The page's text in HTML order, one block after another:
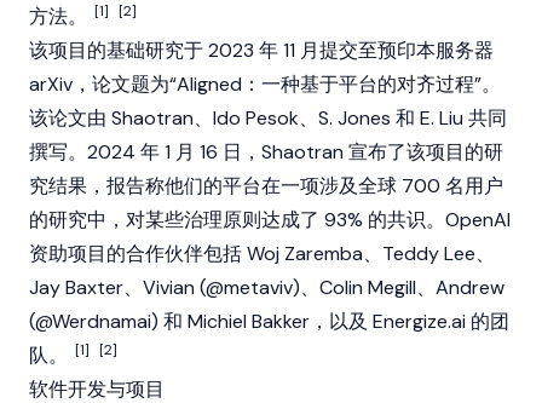
方法。
[1] [2]
该项目的基础研究于 2023 年 11 月提交至预印本服务器
arXiv，论文题为“Aligned：一种基于平台的对齐过程”。
该论文由 Shaotran、Ido Pesok、S. Jones 和 E. Liu 共同
撰写。2024 年 1 月 16 日，Shaotran 宣布了该项目的研
究结果，报告称他们的平台在一项涉及全球 700 名用户
的研究中，对某些治理原则达成了 93% 的共识。OpenAI
资助项目的合作伙伴包括 Woj Zaremba、Teddy Lee、
Jay Baxter、Vivian (@metaviv)、Colin Megill、Andrew
(@Werdnamai) 和 Michiel Bakker，以及 Energize.ai 的团
队。
[1] [2]
软件开发与项目